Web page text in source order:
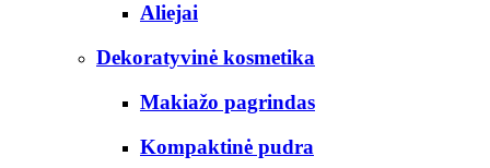
Aliejai
Dekoratyvinė kosmetika
Makiažo pagrindas
Kompaktinė pudra